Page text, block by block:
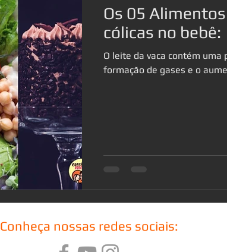
Os 05
cólicas no bebê:
O leite da vaca contém
formação de gases e o
Conheça nossas redes sociais: